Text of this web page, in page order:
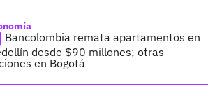
Bancolombia remata apartamentos en
desde $90 millones; otras
en Bogotá